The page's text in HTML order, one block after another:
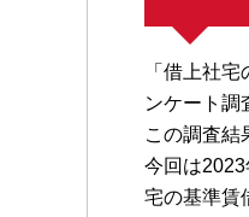
「借上社
ンケート調
この調査結
今回は
宅の基準賃